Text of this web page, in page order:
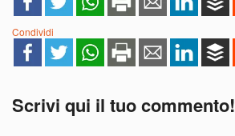
Condividi
Scrivi qui il tuo commento!